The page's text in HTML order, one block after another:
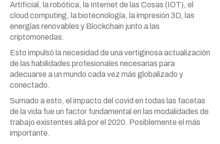
Artificial, la robótica, la Internet de las Cosas (IOT), el
cloud computing, la biotecnología, la impresión 3D, las
energías renovables y Blockchain junto a las
criptomonedas.
Esto impulsó la necesidad de una vertiginosa actualización
de las habilidades profesionales necesarias para
adecuarse a un mundo cada vez más globalizado y
conectado.
Sumado a esto, el impacto del covid en todas las facetas
de la vida fue un factor fundamental en las modalidades de
trabajo existentes allá por el 2020. Posiblemente el más
importante.